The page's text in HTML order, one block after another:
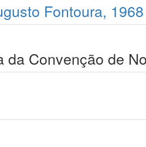
Fontoura, 1968
da Convenção de